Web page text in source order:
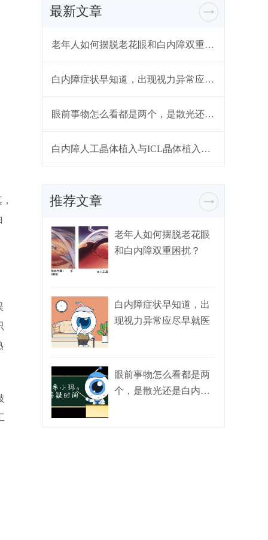
最新文章
老年人如何摆脱老花眼和白内障双重困扰？
白内障症状早知道，出现视力异常应尽早就医
眼前事物怎么看都是两个，是散光还是白内障？
白内障人工晶体植入与ICL晶体植入有什么区别？
推荐文章
老年人如何摆脱老花眼
和白内障双重困扰？
白内障症状早知道，出
现视力异常应尽早就医
眼前事物怎么看都是两
个，是散光还是白内